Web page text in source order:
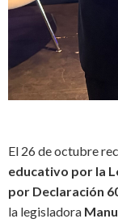
El 26 de octubre
educativo por la
por Declaración
la legisladora